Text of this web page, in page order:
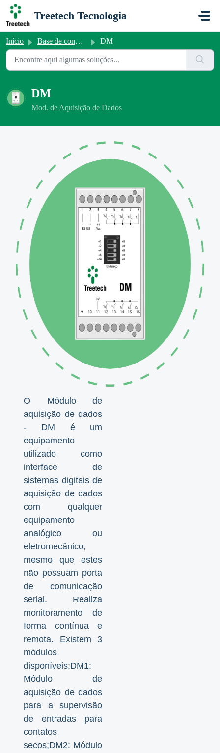
Ir para o conteúdo principal
Treetech Tecnologia
Início Base de conhecimento DM
DM
Mod. de Aquisição de Dados
O Módulo de
aquisição de dados
- DM é um
equipamento
utilizado como
interface de
sistemas digitais de
aquisição de dados
com qualquer
equipamento
analógico ou
eletromecânico,
mesmo que estes
não possuam porta
de comunicação
serial. Realiza
monitoramento de
forma contínua e
remota. Existem 3
módulos
disponíveis:DM1:
Módulo de
aquisição de dados
para a supervisão
de entradas para
contatos
secos;DM2: Módulo